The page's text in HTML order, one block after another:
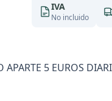
IVA
No incluido
5 EUROS